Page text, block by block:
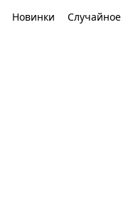
Новинки Случайное